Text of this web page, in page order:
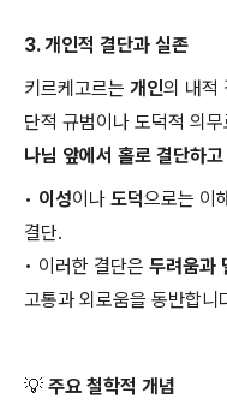
3. 개인적 결단과 실존
키르케고르는 개인의 내적
단적 규범이나 도덕적 의
나님 앞에서 홀로 결단하
• 이성이나 도덕으로는 이
결단.
• 이러한 결단은 두려움과
고통과 외로움을 동반합니
💡 주요 철학적 개념